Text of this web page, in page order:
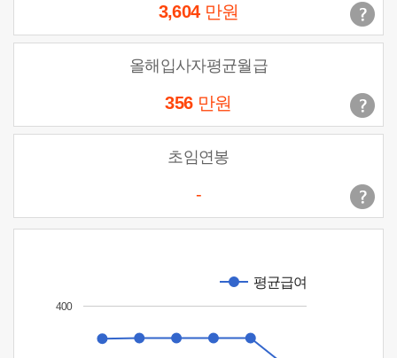
3,604 만원
올해입사자평균월급
356 만원
초임연봉
-
평균급여
400